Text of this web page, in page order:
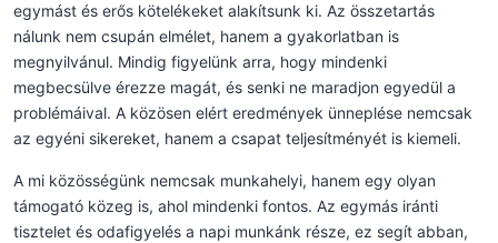
egymást és erős kötelékeket alakítsunk ki. Az összetartás
nálunk nem csupán elmélet, hanem a gyakorlatban is
megnyilvánul. Mindig figyelünk arra, hogy mindenki
megbecsülve érezze magát, és senki ne maradjon egyedül a
problémáival. A közösen elért eredmények ünneplése nemcsak
az egyéni sikereket, hanem a csapat teljesítményét is kiemeli.
A mi közösségünk nemcsak munkahelyi, hanem egy olyan
támogató közeg is, ahol mindenki fontos. Az egymás iránti
tisztelet és odafigyelés a napi munkánk része, ez segít abban,